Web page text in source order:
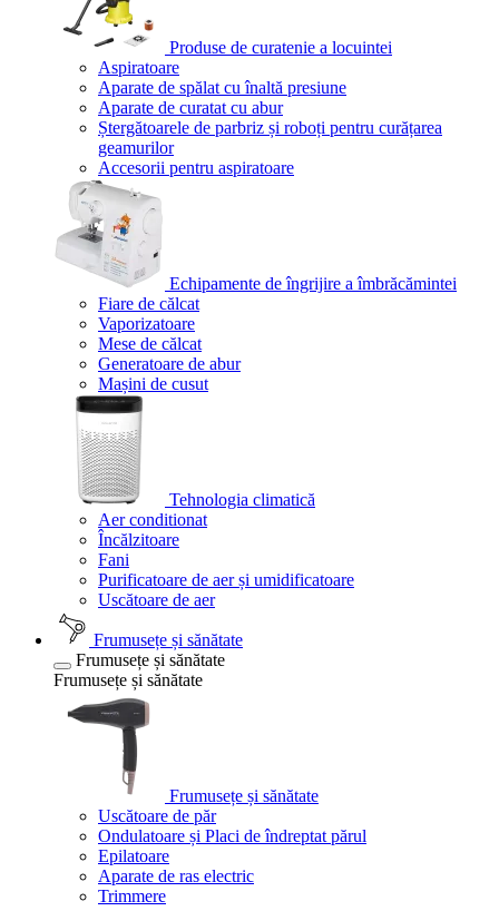
Produse de curatenie a locuintei
Aspiratoare
Aparate de spălat cu înaltă presiune
Aparate de curatat cu abur
Ștergătoarele de parbriz și roboți pentru curățarea
geamurilor
Accesorii pentru aspiratoare
Echipamente de îngrijire a îmbrăcămintei
Fiare de călcat
Vaporizatoare
Mese de călcat
Generatoare de abur
Mașini de cusut
Tehnologia climatică
Aer conditionat
Încălzitoare
Fani
Purificatoare de aer și umidificatoare
Uscătoare de aer
Frumusețe și sănătate
Frumusețe și sănătate
Frumusețe și sănătate
Frumusețe și sănătate
Uscătoare de păr
Ondulatoare și Placi de îndreptat părul
Epilatoare
Aparate de ras electric
Trimmere